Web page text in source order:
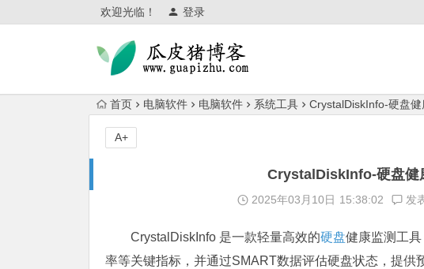
欢迎光临！ 登录
首页 电脑软件 电脑软件 系统工具 CrystalDiskInfo-硬盘
CrystalDiskInfo-硬盘健
2025年03月10日 15:38:02 发
CrystalDiskInfo 是一款轻量高效的硬盘健康监测工
率等关键指标，并通过SMART数据评估硬盘状态，提
A+